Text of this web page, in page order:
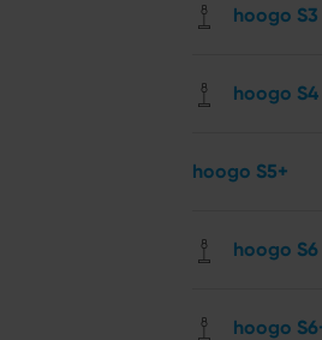
hoogo S3
hoogo S4
hoogo S5+
hoogo S6
hoogo